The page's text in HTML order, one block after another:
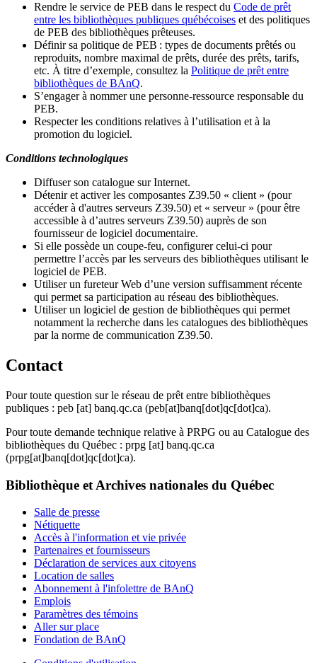
Rendre le service de PEB dans le respect du Code de prêt
entre les bibliothèques publiques québécoises et des politiques
de PEB des bibliothèques prêteuses.
Définir sa politique de PEB : types de documents prêtés ou
reproduits, nombre maximal de prêts, durée des prêts, tarifs,
etc. À titre d’exemple, consultez la Politique de prêt entre
bibliothèques de BAnQ.
S’engager à nommer une personne-ressource responsable du
PEB.
Respecter les conditions relatives à l’utilisation et à la
promotion du logiciel.
Conditions technologiques
Diffuser son catalogue sur Internet.
Détenir et activer les composantes Z39.50 « client » (pour
accéder à d'autres serveurs Z39.50) et « serveur » (pour être
accessible à d’autres serveurs Z39.50) auprès de son
fournisseur de logiciel documentaire.
Si elle possède un coupe-feu, configurer celui-ci pour
permettre l’accès par les serveurs des bibliothèques utilisant le
logiciel de PEB.
Utiliser un fureteur Web d’une version suffisamment récente
qui permet sa participation au réseau des bibliothèques.
Utiliser un logiciel de gestion de bibliothèques qui permet
notamment la recherche dans les catalogues des bibliothèques
par la norme de communication Z39.50.
Contact
Pour toute question sur le réseau de prêt entre bibliothèques
publiques : peb [at] banq.qc.ca (peb[at]banq[dot]qc[dot]ca).
Pour toute demande technique relative à PRPG ou au Catalogue des
bibliothèques du Québec : prpg [at] banq.qc.ca
(prpg[at]banq[dot]qc[dot]ca).
Bibliothèque et Archives nationales du Québec
Salle de presse
Nétiquette
Accès à l'information et vie privée
Partenaires et fournisseurs
Déclaration de services aux citoyens
Location de salles
Abonnement à l'infolettre de BAnQ
Emplois
Paramètres des témoins
Aller sur place
Fondation de BAnQ